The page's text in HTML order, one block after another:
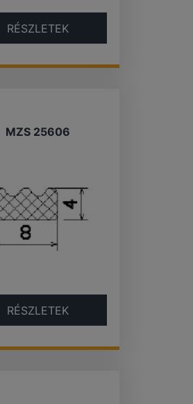
RÉSZLETEK
MZS 25606
RÉSZLETEK